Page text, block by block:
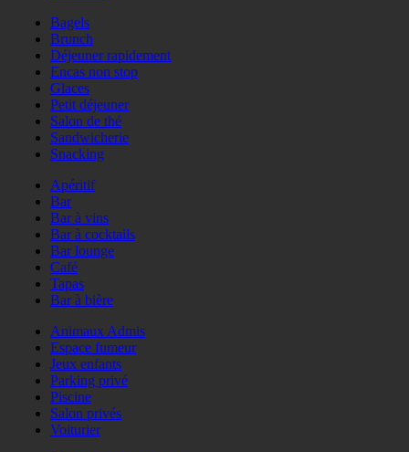
Bagels
Brunch
Déjeuner rapidement
Encas non stop
Glaces
Petit déjeuner
Salon de thé
Sandwicherie
Snacking
Apéritif
Bar
Bar à vins
Bar à cocktails
Bar lounge
Café
Tapas
Bar à bière
Animaux Admis
Espace fumeur
Jeux enfants
Parking privé
Piscine
Salon privés
Voiturier